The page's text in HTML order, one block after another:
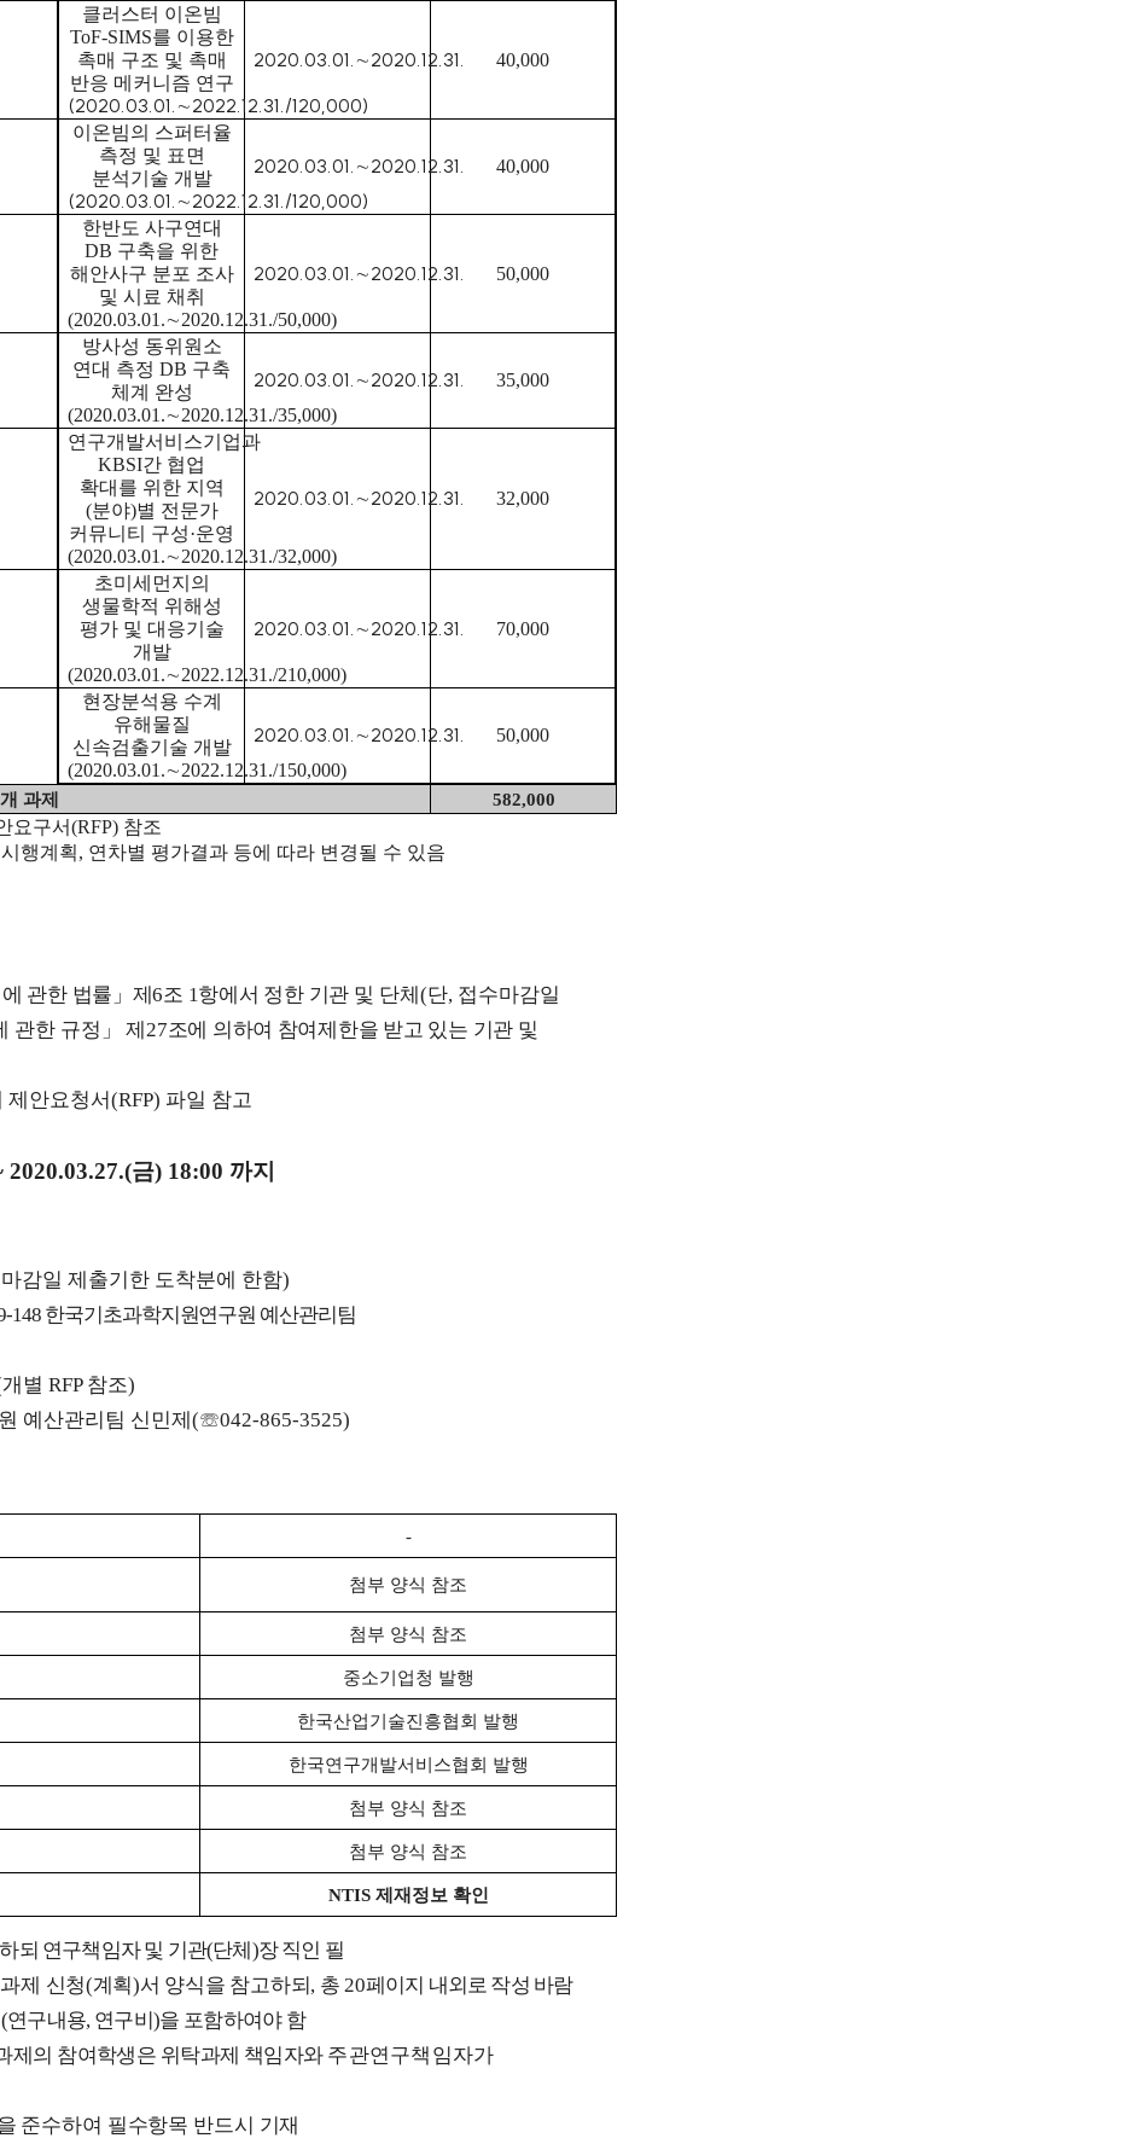
클러스터 이온빔
ToF-SIMS를 이용한
촉매 구조 및 촉매
반응 메커니즘 연구
(2020.03.01.∼2022.12.31./120,000)
2020.03.01.∼2020.12.31. 40,000
이온빔의 스퍼터율
측정 및 표면
분석기술 개발
(2020.03.01.∼2022.12.31./120,000)
2020.03.01.∼2020.12.31. 40,000
한반도 사구연대
DB 구축을 위한
해안사구 분포 조사
및 시료 채취
(2020.03.01.∼2020.12.31./50,000)
2020.03.01.∼2020.12.31. 50,000
방사성 동위원소
연대 측정 DB 구축
체계 완성
(2020.03.01.∼2020.12.31./35,000)
2020.03.01.∼2020.12.31. 35,000
연구개발서비스기업과
KBSI간 협업
확대를 위한 지역
(분야)별 전문가
커뮤니티 구성·운영
(2020.03.01.∼2020.12.31./32,000)
2020.03.01.∼2020.12.31. 32,000
초미세먼지의
생물학적 위해성
평가 및 대응기술
개발
(2020.03.01.∼2022.12.31./210,000)
2020.03.01.∼2020.12.31. 70,000
현장분석용 수계
유해물질
신속검출기술 개발
(2020.03.01.∼2022.12.31./150,000)
2020.03.01.∼2020.12.31. 50,000
개 과제 582,000
요구서(RFP) 참조
행계획, 연차별 평가결과 등에 따라 변경될 수 있음
관한 법률 」 제6조 1항에서 정한 기관 및 단체(단, 접수마감일
관한 규정 」제27조에 의하여 참여제한을 받고 있는 기관 및
제안요청서(RFP) 파일 참고
2020.03.27.(금) 18:00 까지
감일 제출기한 도착분에 한함)
148 한국기초과학지원연구원 예산관리팀
개별 RFP 참조)
예산관리팀 신민제(☏042-865-3525)
-
첨부 양식 참조
첨부 양식 참조
중소기업청 발행
한국산업기술진흥협회 발행
한국연구개발서비스협회 발행
첨부 양식 참조
첨부 양식 참조
NTIS 제재정보 확인
되 연구책임자 및 기관(단체)장 직인 필
제 신청(계획)서 양식을 참고하되, 총 20페이지 내외로 작성 바람
(연구내용, 연구비)을 포함하여야 함
제의 참여학생은 위탁과제 책임자와 주관연구책임자가
준수하여 필수항목 반드시 기재